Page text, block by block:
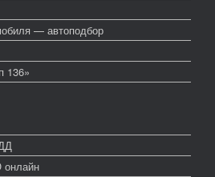
— автоподбор
136»
онлайн